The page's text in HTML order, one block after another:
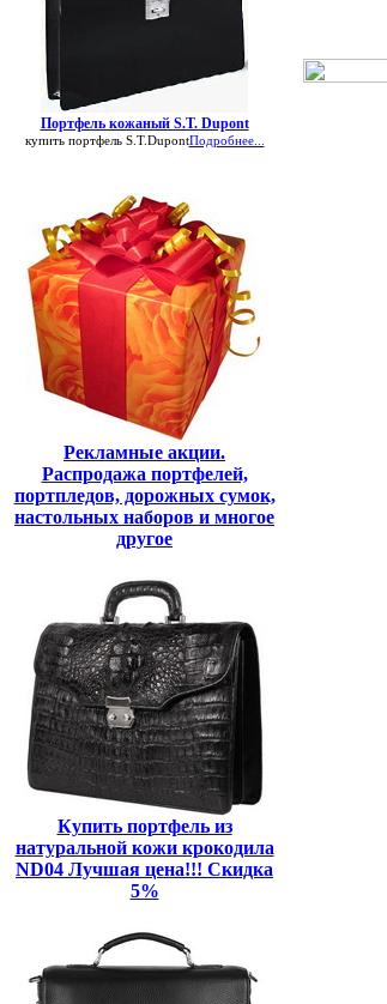
Портфель кожаный S.T. Dupont
купить портфель S.T.DupontПодробнее...
Рекламные акции.
Распродажа портфелей,
портпледов, дорожных сумок,
настольных наборов и многое
другое
Купить портфель из
натуральной кожи крокодила
ND04 Лучшая цена!!! Скидка
5%